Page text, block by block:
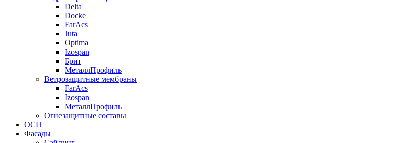
Delta
Docke
FarAcs
Juta
Optima
Izospan
Брит
МеталлПрофиль
Ветрозащитные мембраны
FarAcs
Izospan
МеталлПрофиль
Огнезащитные составы
ОСП
Фасады